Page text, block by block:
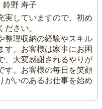
鈴野 寿子
実していますので、初め
ださい。
整理収納の経験やスキル
す。お客様は家事にお困
、大変感謝されるやりが
す。お客様の毎日を笑顔
がいのあるお仕事を始め